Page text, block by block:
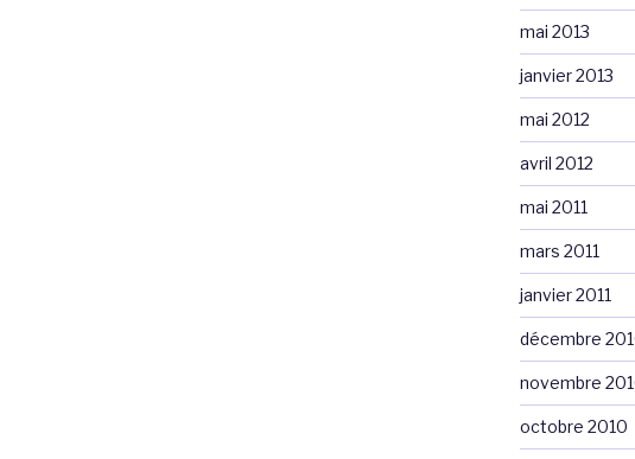
mai 2013
janvier 2013
mai 2012
avril 2012
mai 2011
mars 2011
janvier 2011
décembre
novembre
octobre 2010